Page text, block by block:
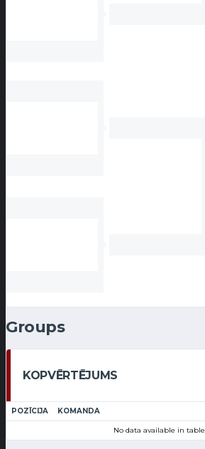
Groups
KOPVĒRTĒJUMS
POZĪCIJA KOMANDA
No data available in table